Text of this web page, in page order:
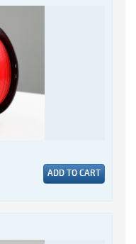
ADD TO CART